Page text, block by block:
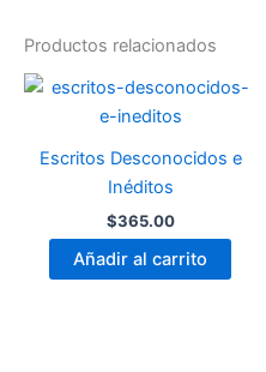
Productos relacionados
Escritos Desconocidos e
Inéditos
$365.00
Añadir al carrito